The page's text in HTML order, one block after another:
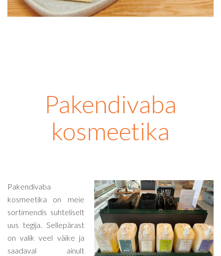
Pakendivaba
kosmeetika
Pakendivaba
kosmeetika on meie
sortimendis suhteliselt
uus tegija. Sellepärast
on valik veel väike ja
saadaval ainult